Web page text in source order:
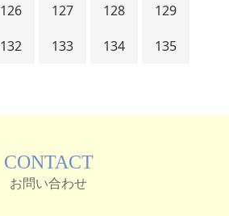
126 127 128
129
132 133 134
135
CONTACT
お問い合わせ